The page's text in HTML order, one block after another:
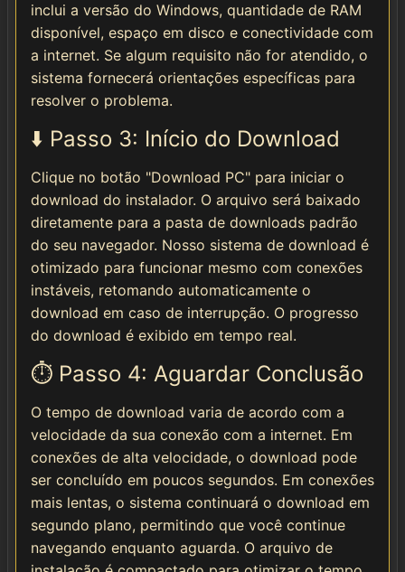
inclui a versão do Windows, quantidade de RAM
disponível, espaço em disco e conectividade com
a internet. Se algum requisito não for atendido, o
sistema fornecerá orientações específicas para
resolver o problema.
⬇️ Passo 3: Início do Download
Clique no botão "Download PC" para iniciar o
download do instalador. O arquivo será baixado
diretamente para a pasta de downloads padrão
do seu navegador. Nosso sistema de download é
otimizado para funcionar mesmo com conexões
instáveis, retomando automaticamente o
download em caso de interrupção. O progresso
do download é exibido em tempo real.
⏱️ Passo 4: Aguardar Conclusão
O tempo de download varia de acordo com a
velocidade da sua conexão com a internet. Em
conexões de alta velocidade, o download pode
ser concluído em poucos segundos. Em conexões
mais lentas, o sistema continuará o download em
segundo plano, permitindo que você continue
navegando enquanto aguarda. O arquivo de